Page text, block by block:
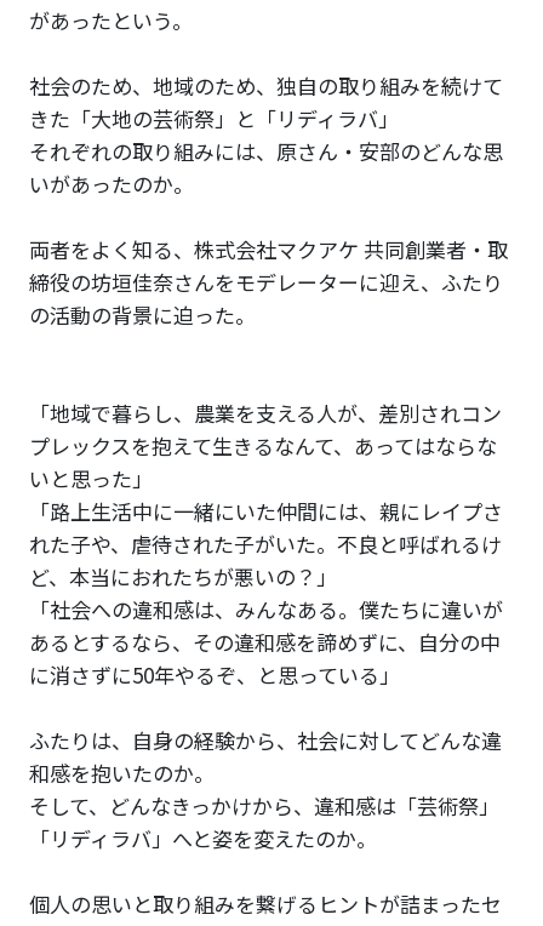
があったという。
社会のため、地域のため、独自の取り組みを続けて
きた「大地の芸術祭」と「リディラバ」
それぞれの取り組みには、原さん・安部のどんな思
いがあったのか。
両者をよく知る、株式会社マクアケ 共同創業者・取
締役の坊垣佳奈さんをモデレーターに迎え、ふたり
の活動の背景に迫った。
「地域で暮らし、農業を支える人が、差別されコン
プレックスを抱えて生きるなんて、あってはならな
いと思った」
「路上生活中に一緒にいた仲間には、親にレイプさ
れた子や、虐待された子がいた。不良と呼ばれるけ
ど、本当におれたちが悪いの？」
「社会への違和感は、みんなある。僕たちに違いが
あるとするなら、その違和感を諦めずに、自分の中
に消さずに50年やるぞ、と思っている」
ふたりは、自身の経験から、社会に対してどんな違
和感を抱いたのか。
そして、どんなきっかけから、違和感は「芸術祭」
「リディラバ」へと姿を変えたのか。
個人の思いと取り組みを繋げるヒントが詰まったセ